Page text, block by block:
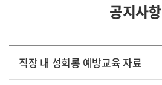
공지사항
직장 내 성희롱 예방교육 자료